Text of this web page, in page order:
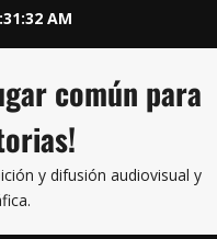
AM
común para
y difusión audiovisual y